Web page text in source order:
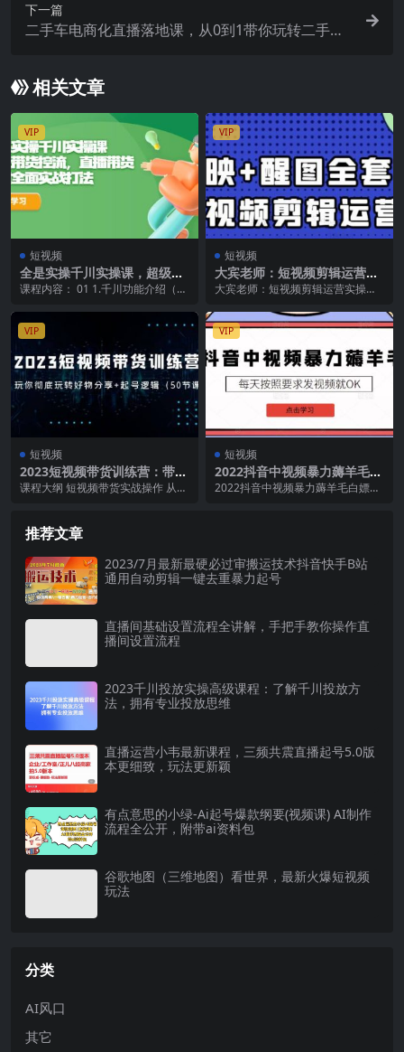
下一篇
二手车电商化直播落地课，从0到1带你玩转二手车
相关文章
VIP
短视频
全是实操千川实操课，超级带
货控流，直播带货 千川全面实
课程内容： 01 1.千川功能介绍（深
方...
VIP
短视频
大宾老师：短视频剪辑运营实
操班，0基础教学七天入门到
大宾老师：短视频剪辑运营实操
程介绍 用简单的方法...
VIP
短视频
2023短视频带货训练营：带你
彻底玩转好物分享 起号逻辑
课程大纲 短视频带货实战操作 从好
VIP
短视频
2022抖音中视频暴力薅羊毛白
嫖项目：新号每天20块，老号
2022抖音中视频暴力薅羊毛白嫖项
推荐文章
2023/7月最新最硬必过审搬运技术抖音快手B站
通用自动剪辑一键去重暴力起号
直播间基础设置流程全讲解，手把手教你操作直
播间设置流程
2023千川投放实操高级课程：了解千川投放方
法，拥有专业投放思维
直播运营小韦最新课程，三频共震直播起号5.0版
本更细致，玩法更新颖
有点意思的小绿-Ai起号爆款纲要(视频课) AI制作
流程全公开，附带ai资料包
谷歌地图（三维地图）看世界，最新火爆短视频
玩法
分类
AI风口
其它